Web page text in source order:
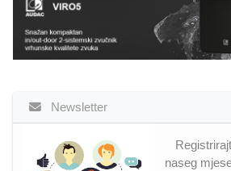
Newsletter
naseg